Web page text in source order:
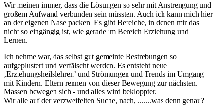
Wir meinen immer, dass die Lösungen so sehr mit Anstrengung und
großem Aufwand verbunden sein müssten. Auch ich kann mich hier
an der eigenen Nase packen. Es gibt Bereiche, in denen mir das
nicht so eingängig ist, wie gerade im Bereich Erziehung und
Lernen.
Ich nehme war, das selbst gut gemeinte Bestrebungen so
aufgeplustert und verfälscht werden. Es entsteht neue
‚Erziehungsheilslehren’ und Strömungen und Trends im Umgang
mit Kindern. Eltern rennen von dieser Bewegung zur nächsten.
Massen bewegen sich - und alles wird bekloppter.
Wir alle auf der verzweifelten Suche, nach, .......was denn genau?